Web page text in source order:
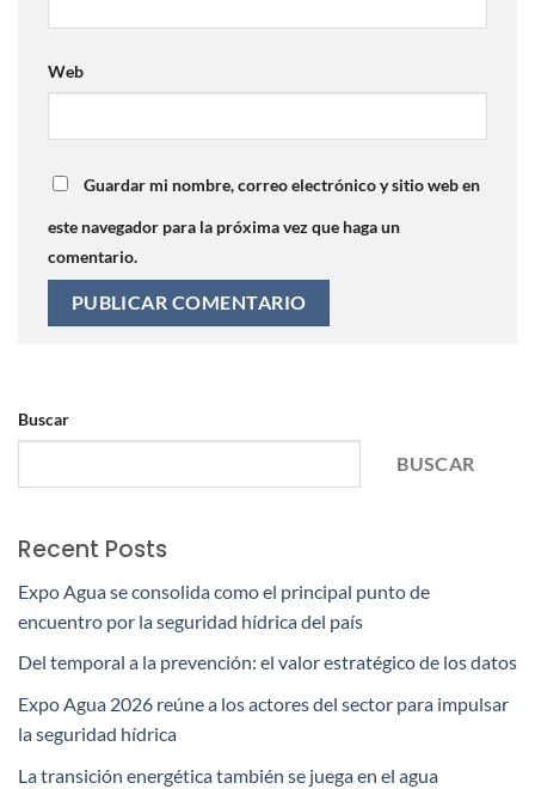
Web
Guardar mi nombre, correo electrónico y sitio web en
este navegador para la próxima vez que haga un
comentario.
Buscar
BUSCAR
Recent Posts
Expo Agua se consolida como el principal punto de
encuentro por la seguridad hídrica del país
Del temporal a la prevención: el valor estratégico de los datos
Expo Agua 2026 reúne a los actores del sector para impulsar
la seguridad hídrica
La transición energética también se juega en el agua